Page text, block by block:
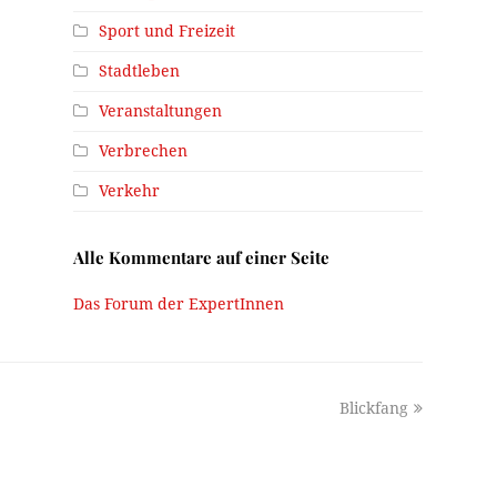
Sport und Freizeit
Stadtleben
Veranstaltungen
Verbrechen
Verkehr
Alle Kommentare auf einer Seite
Das Forum der ExpertInnen
next
Blickfang